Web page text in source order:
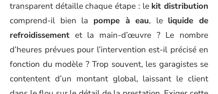
transparent détaille chaque étape : le kit distribution
comprend-il bien la pompe à eau, le liquide de
refroidissement et la main-d’œuvre ? Le nombre
d’heures prévues pour l’intervention est-il précisé en
fonction du modèle ? Trop souvent, les garagistes se
contentent d’un montant global, laissant le client